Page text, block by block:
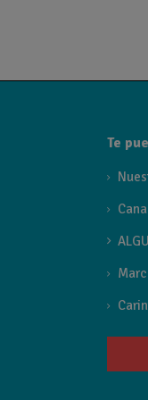
La
luminosidad
Al tratarse
Te